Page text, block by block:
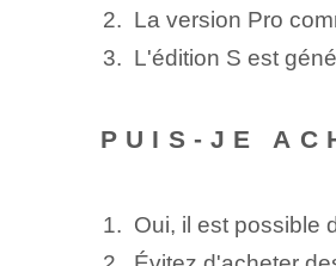
La version Pro
L'édition⁢ S ‌est
PUIS-JE
Oui, il est possible